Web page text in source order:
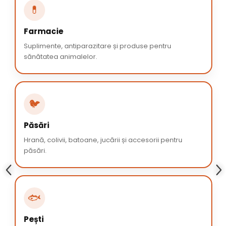
💊
Farmacie
Suplimente, antiparazitare și produse pentru
sănătatea animalelor.
🐦
Păsări
Hrană, colivii, batoane, jucării și accesorii pentru
păsări.
🐟
Pești